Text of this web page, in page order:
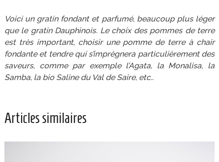
Voici un gratin fondant et parfumé, beaucoup plus léger
que le gratin Dauphinois. Le choix des pommes de terre
est très important, choisir une pomme de terre à chair
fondante et tendre qui s’imprègnera particulièrement des
saveurs, comme par exemple l’Agata, la Monalisa, la
Samba, la bio Saline du Val de Saire, etc..
Articles similaires